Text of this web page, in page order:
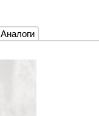
Аналоги